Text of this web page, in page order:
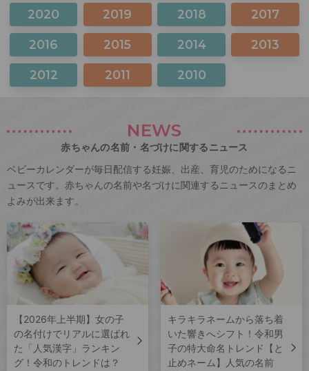
2020 2019 2018 2017
2016 2015 2014 2013
2012 2011 2010
NEWS
赤ちゃんの名前・名づけに関するニュース
ベビーカレンダーが毎日配信する妊娠、出産、育児のためになるニ
ュースです。赤ちゃんの名前や名づけに関連するニュースのまとめ
よみが出来ます。
【2026年上半期】女の子
の名付けでリアルに選ばれ
た「人気漢字」ランキン
グ！令和のトレンドは？
キラキラネームから落ち着
いた響きへシフト！令和男
子の特大命名トレンド【と
止めネーム】人気の名前